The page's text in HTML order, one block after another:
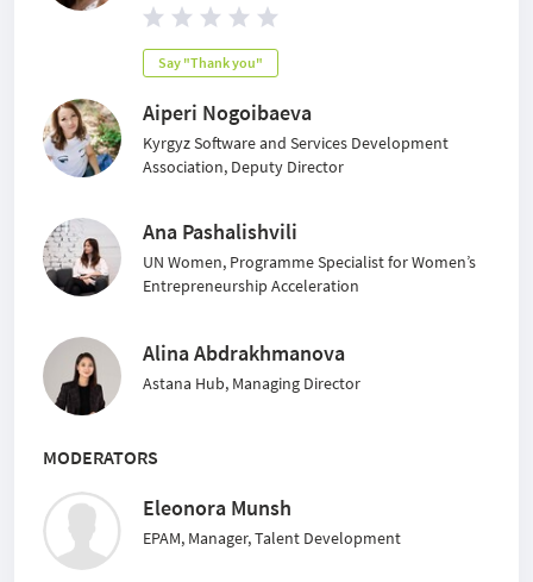
Say "Thank you"
Aiperi Nogoibaeva
Kyrgyz Software and Services Development
Association, Deputy Director
Ana Pashalishvili
UN Women, Programme Specialist for Women’s
Entrepreneurship Acceleration
Alina Abdrakhmanova
Astana Hub, Managing Director
MODERATORS
Eleonora Munsh
EPAM, Manager, Talent Development